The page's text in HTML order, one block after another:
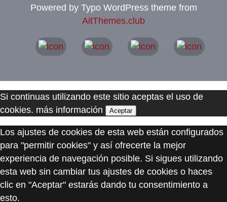
Powered by Typo WordPress theme from
AitThemes.club
Si continuas utilizando este sitio aceptas el uso de
cookies. más información Aceptar
Los ajustes de cookies de esta web están configurados
para "permitir cookies" y así ofrecerte la mejor
experiencia de navegación posible. Si sigues utilizando
esta web sin cambiar tus ajustes de cookies o haces
clic en "Aceptar" estarás dando tu consentimiento a
esto.